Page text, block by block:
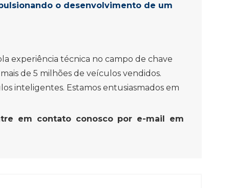
o desenvolvimento de um
experiência técnica no campo de chave
de 5 milhões de veículos vendidos.
inteligentes. Estamos entusiasmados em
em contato conosco por e-mail em